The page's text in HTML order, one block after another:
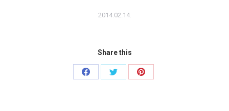
2014.02.14.
Share this
Share
Share
Share